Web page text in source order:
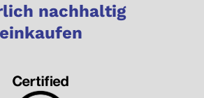
nachhaltig
einkaufen